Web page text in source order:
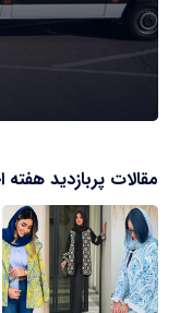
مقالات پربازدید هفته